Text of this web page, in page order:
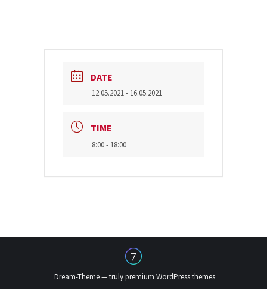
DATE
12.05.2021- 16.05.2021
TIME
8:00 - 18:00
Dream-Theme — trulypremium WordPress themes